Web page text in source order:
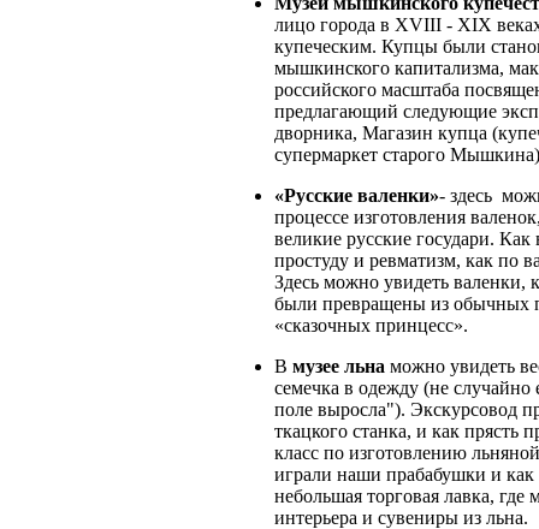
лицо города в XVIII - XIX
купеческим. Купцы были
мышкинского капитализма,
российского масштаба
предлагающий следующие
дворника, Магазин купца
супермаркет старого
«Русские валенки»- здесь
процессе изготовления
великие русские государи.
простуду и ревматизм, как по
Здесь можно увидеть валенки,
были превращены из
«сказочных принцесс».
В музее льна можно увидеть
семечка в одежду (не
поле выросла"). Экскурсовод
ткацкого станка, и как
класс по изготовлению
играли наши прабабушки и
небольшая торговая лавка,
интерьера и сувениры из льна.